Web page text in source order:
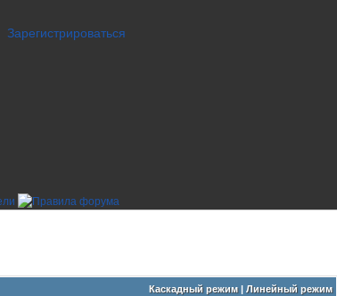
Зарегистрироваться
Каскадный режим| Линейный режим